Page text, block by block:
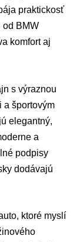
praktickosť
od BMW
komfort aj
s výraznou
a športovým
elegantný,
a
podpisy
dodávajú
ktoré myslí